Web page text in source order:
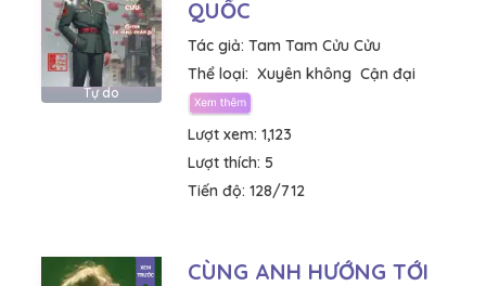
Tự do
QUỐC
Tác giả: Tam Tam Cửu Cửu
Thể loại: Xuyên không Cận đại
Lượt xem: 1,123
Lượt thích: 5
Tiến độ: 128/712
CÙNG ANH HƯỚNG TỚI